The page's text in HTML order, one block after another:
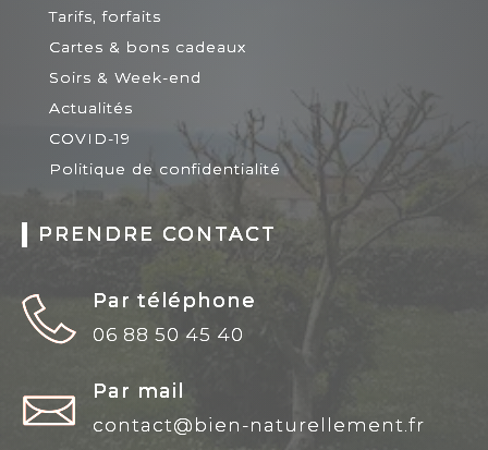
Tarifs, forfaits
Cartes & bons cadeaux
Soirs & Week-end
Actualités
COVID-19
Politique de confidentialité
PRENDRE CONTACT
Par téléphone
06 88 50 45 40
Par mail
contact@bien-naturellement.fr